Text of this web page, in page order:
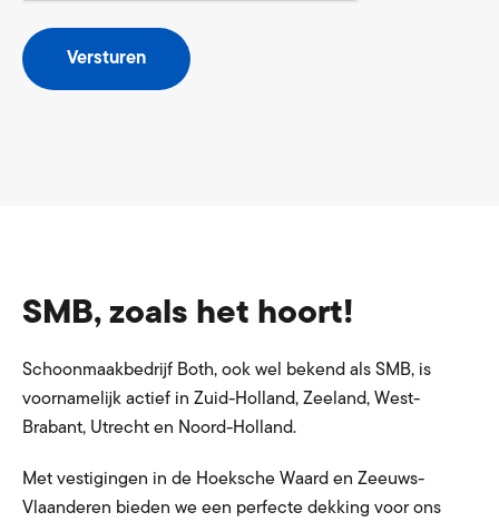
Versturen
SMB, zoals het hoort!
Schoonmaakbedrijf Both, ook wel bekend als SMB, is
voornamelijk actief in Zuid-Holland, Zeeland, West-
Brabant, Utrecht en Noord-Holland.
Met vestigingen in de Hoeksche Waard en Zeeuws-
Vlaanderen bieden we een perfecte dekking voor ons